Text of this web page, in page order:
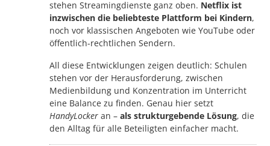
stehen Streamingdienste ganz oben. Netflix ist
inzwischen die beliebteste Plattform bei Kindern,
noch vor klassischen Angeboten wie YouTube oder
öffentlich-rechtlichen Sendern.
All diese Entwicklungen zeigen deutlich: Schulen
stehen vor der Herausforderung, zwischen
Medienbildung und Konzentration im Unterricht
eine Balance zu finden. Genau hier setzt
HandyLocker an –als strukturgebende Lösung, die
den Alltag für alle Beteiligten einfacher macht.